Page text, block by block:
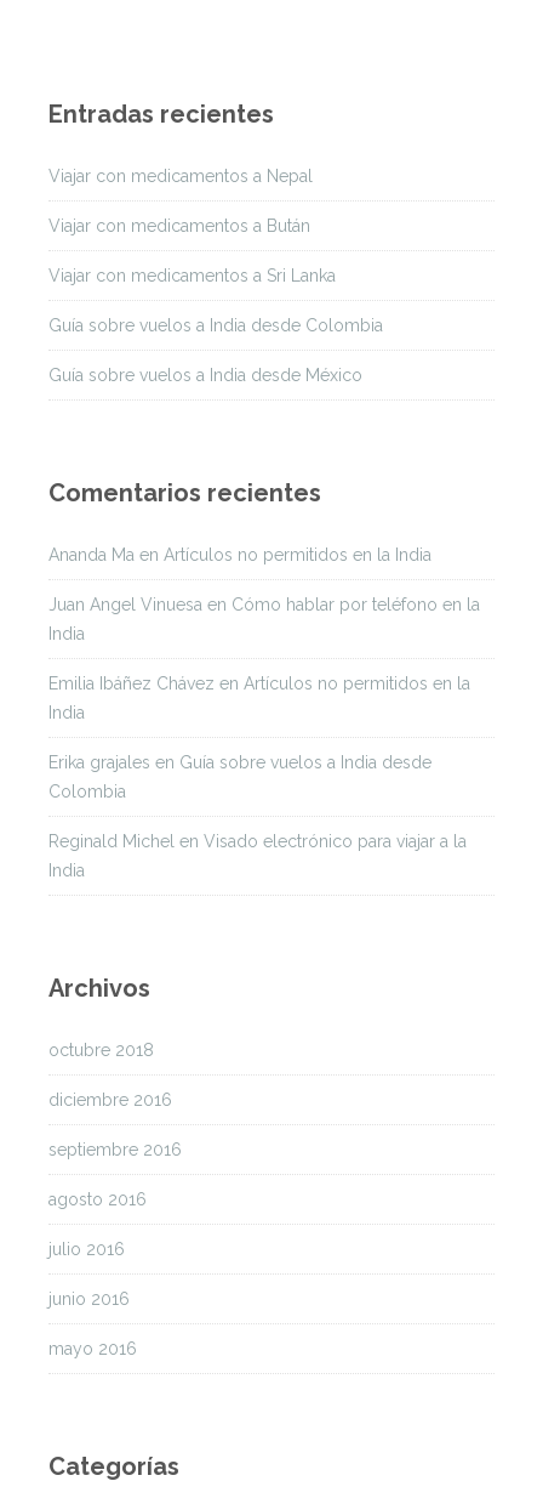
Entradas recientes
Viajar con medicamentos a Nepal
Viajar con medicamentos a Bután
Viajar con medicamentos a Sri Lanka
Guía sobre vuelos a India desde Colombia
Guía sobre vuelos a India desde México
Comentarios recientes
Ananda Ma en Artículos no permitidos en la India
Juan Angel Vinuesa en Cómo hablar por teléfono en la
India
Emilia Ibáñez Chávez en Artículos no permitidos en la
India
Erika grajales en Guía sobre vuelos a India desde
Colombia
Reginald Michel en Visado electrónico para viajar a la
India
Archivos
octubre 2018
diciembre 2016
septiembre 2016
agosto 2016
julio 2016
junio 2016
mayo 2016
Categorías